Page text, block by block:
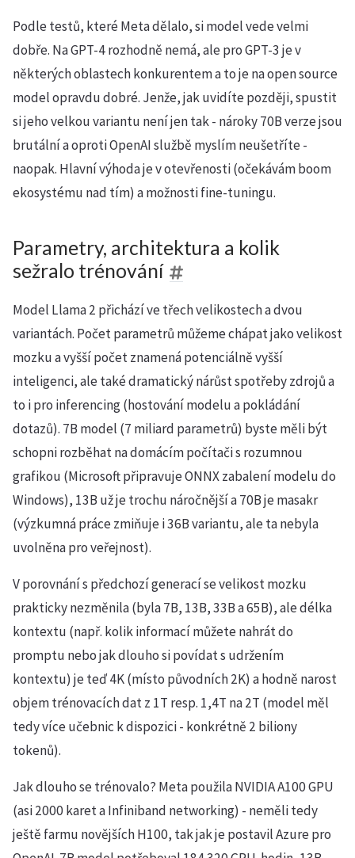
Podle testů, které Meta dělalo, si model vede velmi
dobře. Na GPT-4 rozhodně nemá, ale pro GPT-3 je v
některých oblastech konkurentem a to je na open source
model opravdu dobré. Jenže, jak uvidíte později, spustit
si jeho velkou variantu není jen tak - nároky 70B verze jsou
brutální a oproti OpenAI službě myslím neušetříte -
naopak. Hlavní výhoda je v otevřenosti (očekávám boom
ekosystému nad tím) a možnosti fine-tuningu.
Parametry, architektura a kolik
sežralo trénování
Model Llama 2 přichází ve třech velikostech a dvou
variantách. Počet parametrů můžeme chápat jako velikost
mozku a vyšší počet znamená potenciálně vyšší
inteligenci, ale také dramatický nárůst spotřeby zdrojů a
to i pro inferencing (hostování modelu a pokládání
dotazů). 7B model (7 miliard parametrů) byste měli být
schopni rozběhat na domácím počítači s rozumnou
grafikou (Microsoft připravuje ONNX zabalení modelu do
Windows), 13B už je trochu náročnější a 70B je masakr
(výzkumná práce zmiňuje i 36B variantu, ale ta nebyla
uvolněna pro veřejnost).
V porovnání s předchozí generací se velikost mozku
prakticky nezměnila (byla 7B, 13B, 33B a 65B), ale délka
kontextu (např. kolik informací můžete nahrát do
promptu nebo jak dlouho si povídat s udržením
kontextu) je teď 4K (místo původních 2K) a hodně narost
objem trénovacích dat z 1T resp. 1,4T na 2T (model měl
tedy více učebnic k dispozici - konkrétně 2 biliony
tokenů).
Jak dlouho se trénovalo? Meta použila NVIDIA A100 GPU
(asi 2000 karet a Infiniband networking) - neměli tedy
ještě farmu novějších H100, tak jak je postavil Azure pro